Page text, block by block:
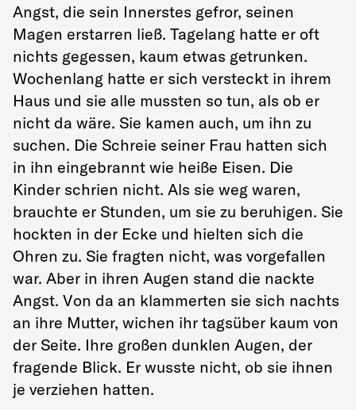
Angst, die sein Innerstes gefror, seinen
Magen erstarren ließ. Tagelang hatte er oft
nichts gegessen, kaum etwas getrunken.
Wochenlang hatte er sich versteckt in ihrem
Haus und sie alle mussten so tun, als ob er
nicht da wäre. Sie kamen auch, um ihn zu
suchen. Die Schreie seiner Frau hatten sich
in ihn eingebrannt wie heiße Eisen. Die
Kinder schrien nicht. Als sie weg waren,
brauchte er Stunden, um sie zu beruhigen. Sie
hockten in der Ecke und hielten sich die
Ohren zu. Sie fragten nicht, was vorgefallen
war. Aber in ihren Augen stand die nackte
Angst. Von da an klammerten sie sich nachts
an ihre Mutter, wichen ihr tagsüber kaum von
der Seite. Ihre großen dunklen Augen, der
fragende Blick. Er wusste nicht, ob sie ihnen
je verziehen hatten.